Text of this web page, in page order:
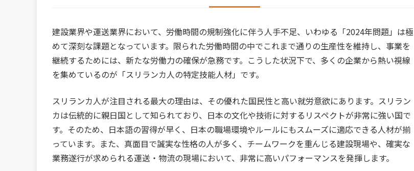
建設業界や運送業界において、労働時間の規制強化に伴う人手不足、いわゆる「2024年問題」は極
めて深刻な課題となっています。限られた労働時間の中でこれまで通りの生産性を維持し、事業を
継続するためには、新たな労働力の確保が急務です。こうした状況下で、多くの企業から熱い視線
を集めているのが「スリランカ人の特定技能人材」です。
スリランカ人が注目される最大の理由は、その優れた国民性と高い就労意欲にあります。スリラン
カは伝統的に親日国として知られており、日本の文化や技術に対するリスペクトが非常に強い国で
す。そのため、日本語の習得が早く、日本の職場環境やルールにもスムーズに適応できる人材が揃
っています。また、真面目で誠実な性格の人が多く、チームワークを重んじる建設現場や、確実な
業務遂行が求められる運送・物流の現場において、非常に高いパフォーマンスを発揮します。